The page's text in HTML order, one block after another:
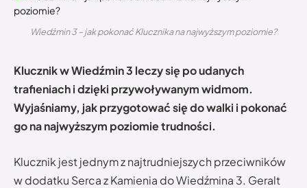
Wiedźmin 3 – jak pokonać Klucznika na najwyższym poziomie?
Klucznik w Wiedźmin 3 leczy się po udanych
trafieniach i dzięki przywoływanym widmom.
Wyjaśniamy, jak przygotować się do walki i pokonać
go na najwyższym poziomie trudności.
Klucznik jest jednym z najtrudniejszych przeciwników
w dodatku Serca z Kamienia do Wiedźmina 3. Geralt